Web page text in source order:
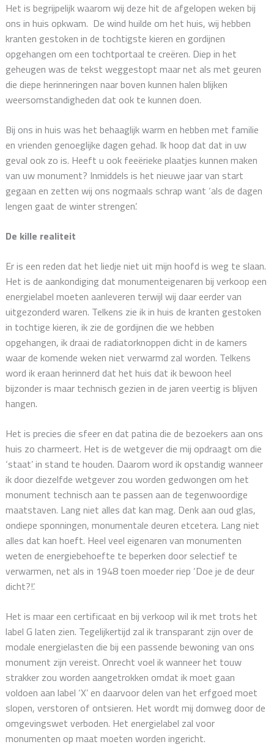
Het is begrijpelijk waarom wij deze hit de afgelopen weken bij
ons in huis opkwam. De wind huilde om het huis, wij hebben
kranten gestoken in de tochtigste kieren en gordijnen
opgehangen om een tochtportaal te creëren. Diep in het
geheugen was de tekst weggestopt maar net als met geuren
die diepe herinneringen naar boven kunnen halen blijken
weersomstandigheden dat ook te kunnen doen.
Bij ons in huis was het behaaglijk warm en hebben met familie
en vrienden genoeglijke dagen gehad. Ik hoop dat dat in uw
geval ook zo is. Heeft u ook feeërieke plaatjes kunnen maken
van uw monument? Inmiddels is het nieuwe jaar van start
gegaan en zetten wij ons nogmaals schrap want ‘als de dagen
lengen gaat de winter strengen’.
De kille realiteit
Er is een reden dat het liedje niet uit mijn hoofd is weg te slaan.
Het is de aankondiging dat monumenteigenaren bij verkoop een
energielabel moeten aanleveren terwijl wij daar eerder van
uitgezonderd waren. Telkens zie ik in huis de kranten gestoken
in tochtige kieren, ik zie de gordijnen die we hebben
opgehangen, ik draai de radiatorknoppen dicht in de kamers
waar de komende weken niet verwarmd zal worden. Telkens
word ik eraan herinnerd dat het huis dat ik bewoon heel
bijzonder is maar technisch gezien in de jaren veertig is blijven
hangen.
Het is precies die sfeer en dat patina die de bezoekers aan ons
huis zo charmeert. Het is de wetgever die mij opdraagt om die
‘staat’ in stand te houden. Daarom word ik opstandig wanneer
ik door diezelfde wetgever zou worden gedwongen om het
monument technisch aan te passen aan de tegenwoordige
maatstaven. Lang niet alles dat kan mag. Denk aan oud glas,
ondiepe sponningen, monumentale deuren etcetera. Lang niet
alles dat kan hoeft. Heel veel eigenaren van monumenten
weten de energiebehoefte te beperken door selectief te
verwarmen, net als in 1948 toen moeder riep ‘Doe je de deur
dicht?!’.
Het is maar een certificaat en bij verkoop wil ik met trots het
label G laten zien. Tegelijkertijd zal ik transparant zijn over de
modale energielasten die bij een passende bewoning van ons
monument zijn vereist. Onrecht voel ik wanneer het touw
strakker zou worden aangetrokken omdat ik moet gaan
voldoen aan label ‘X’ en daarvoor delen van het erfgoed moet
slopen, verstoren of ontsieren. Het wordt mij domweg door de
omgevingswet verboden. Het energielabel zal voor
monumenten op maat moeten worden ingericht.